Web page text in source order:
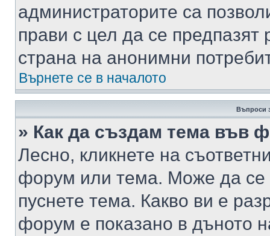
администраторите са
прави с цел да се предпазят
страна на анонимни
Върнете се в началото
Въпроси
» Как да създам тема във
Лесно, кликнете на
форум или тема. Може да се
пуснете тема. Какво ви е
форум е показано в дъното